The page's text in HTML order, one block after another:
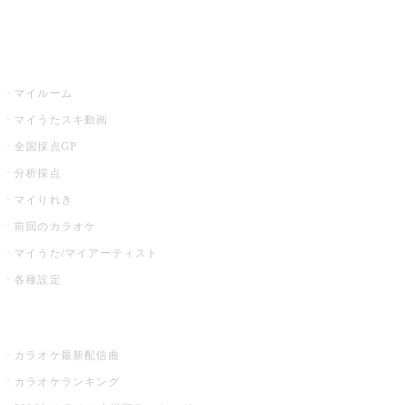
マイルーム
マイうたスキ動画
全国採点GP
分析採点
マイりれき
前回のカラオケ
マイうた/マイアーティスト
各種設定
カラオケ最新配信曲
カラオケランキング